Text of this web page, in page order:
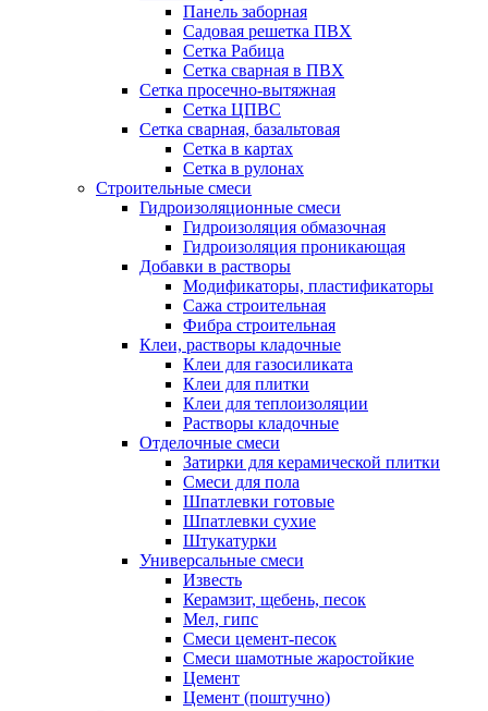
Панель заборная
Садовая решетка ПВХ
Сетка Рабица
Сетка сварная в ПВХ
Сетка просечно-вытяжная
Сетка ЦПВС
Сетка сварная, базальтовая
Сетка в картах
Сетка в рулонах
Строительные смеси
Гидроизоляционные смеси
Гидроизоляция обмазочная
Гидроизоляция проникающая
Добавки в растворы
Модификаторы, пластификаторы
Сажа строительная
Фибра строительная
Клеи, растворы кладочные
Клеи для газосиликата
Клеи для плитки
Клеи для теплоизоляции
Растворы кладочные
Отделочные смеси
Затирки для керамической плитки
Смеси для пола
Шпатлевки готовые
Шпатлевки сухие
Штукатурки
Универсальные смеси
Известь
Керамзит, щебень, песок
Мел, гипс
Смеси цемент-песок
Смеси шамотные жаростойкие
Цемент
Цемент (поштучно)